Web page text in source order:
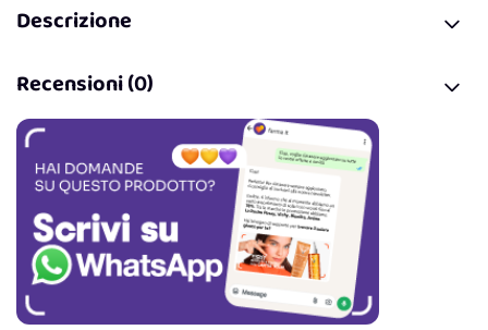
Descrizione
Recensioni (0)